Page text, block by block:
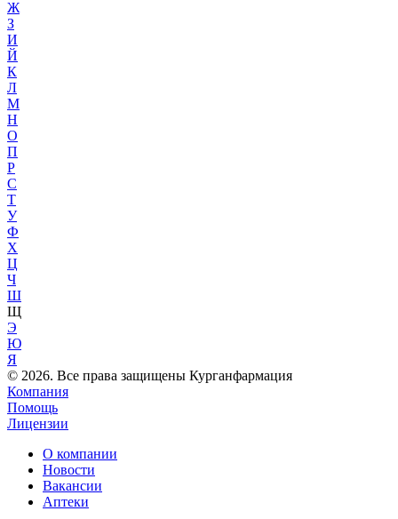
Ж
З
И
Й
К
Л
М
Н
О
П
Р
С
Т
У
Ф
Х
Ц
Ч
Ш
Щ
Э
Ю
Я
© 2026. Все права защищены Курганфармация
Компания
Помощь
Лицензии
О компании
Новости
Вакансии
Аптеки